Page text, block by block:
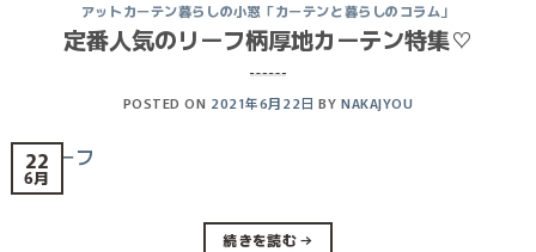
アットカーテン暮らしの小窓「カーテンと暮らしのコラム」
定番人気のリーフ柄厚地カーテン特集♡
POSTED ON 2021年6月22日 BY NAKAJYOU
22
6月
続きを読む→